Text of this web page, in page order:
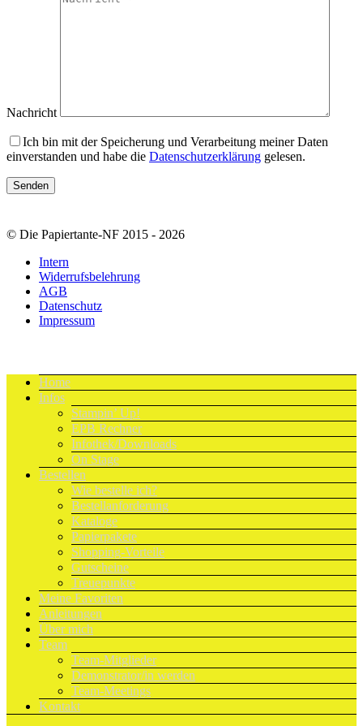
Nachricht
Ich bin mit der Speicherung und Verarbeitung meiner Daten
einverstanden und habe die Datenschutzerklärung gelesen.
© Die Papiertante-NF 2015 - 2026
Intern
Widerrufsbelehrung
AGB
Datenschutz
Impressum
Home
Infos
Stampin’ Up!
EPB Rechner
Infothek/Downloads
On Stage
Bestellen
Wie bestelle ich?
Bestellanforderung
Kataloge
Papierpakete
Shopping-Vorteile
Gutscheine
Treuepunkte
Meine Favoriten
Anleitungen
Über mich
Team
Team-Mitglieder
Demonstrator/in werden
Team-Meetings
Kontakt